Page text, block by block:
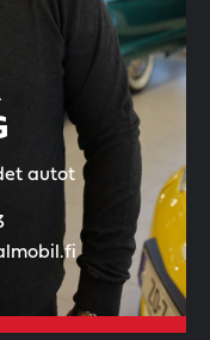
autot